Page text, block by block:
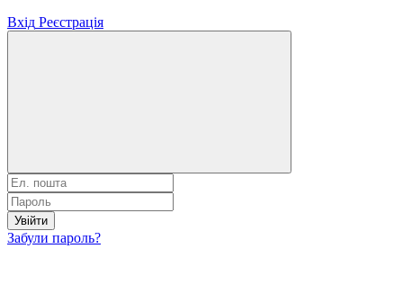
Вхід Реєстрація
Увійти
Забули пароль?